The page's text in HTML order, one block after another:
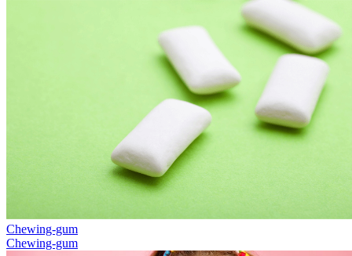
Chewing-gum
Chewing-gum